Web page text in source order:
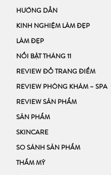
HƯỚNG DẪN
KINH NGHIỆM LÀM ĐẸP
LÀM ĐẸP
NỔI BẬT THÁNG 11
REVIEW ĐỒ TRANG ĐIỂM
REVIEW PHÒNG KHÁM – SPA
REVIEW SẢN PHẨM
SẢN PHẨM
SKINCARE
SO SÁNH SẢN PHẨM
THẨM MỸ